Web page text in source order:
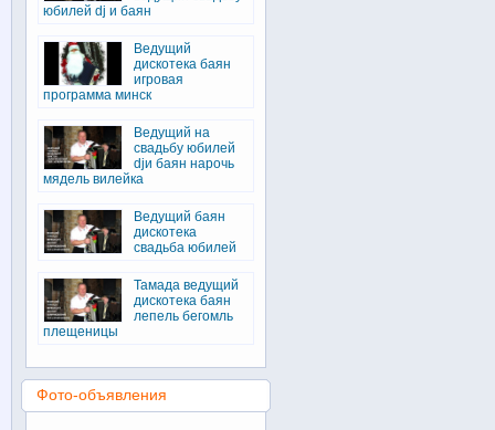
юбилей dj и баян
Ведущий
дискотека баян
игровая
программа минск
Ведущий на
свадьбу юбилей
djи баян нарочь
мядель вилейка
Ведущий баян
дискотека
свадьба юбилей
Тамада ведущий
дискотека баян
лепель бегомль
плещеницы
Фото-объявления